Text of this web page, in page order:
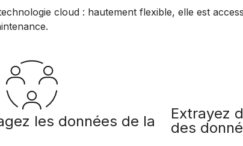
cloud : hautement flexible, elle est
les données de la
Extrayez
des